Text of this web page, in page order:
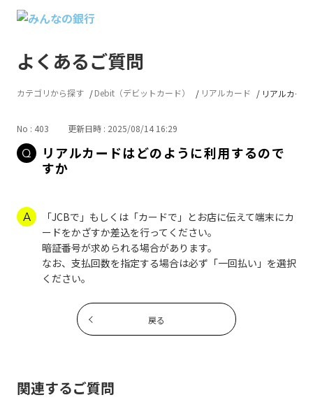
よくあるご質問
カテゴリから探す Debit（デビットカード） リアルカード リアルカー
No : 403 更新日時 : 2025/08/14 16:29
リアルカードはどのように利用するので
すか
「JCBで」もしくは「カードで」とお店に伝えて端末にカ
ードをかざすか差込を行ってください。
暗証番号が求められる場合があります。
なお、支払回数を指定する場合は必ず「一回払い」を選択
ください。
戻る
関連するご質問